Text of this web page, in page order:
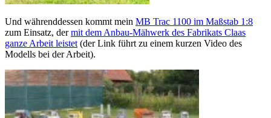
Und währenddessen kommt mein MB Trac 1100 im Maßstab 1:8
zum Einsatz, dermit dem Anbau-Mähwerk des Fabrikats Claas
ganze Arbeit leistet (der Link führt zu einem kurzen Video des
Modells bei der Arbeit).